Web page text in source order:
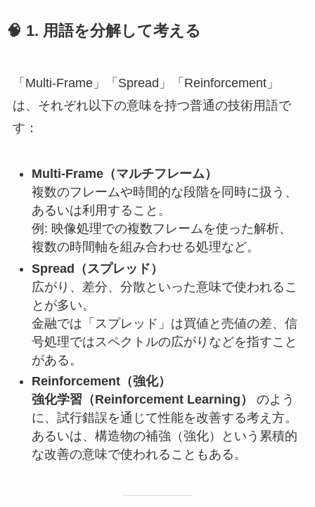
🧠 1. 用語を分解して考える
「Multi-Frame」「Spread」「Reinforcement」
は、それぞれ以下の意味を持つ普通の技術用語で
す：
Multi-Frame（マルチフレーム）
複数のフレームや時間的な段階を同時に扱う、
あるいは利用すること。
例: 映像処理での複数フレームを使った解析、
複数の時間軸を組み合わせる処理など。
Spread（スプレッド）
広がり、差分、分散といった意味で使われるこ
とが多い。
金融では「スプレッド」は買値と売値の差、信
号処理ではスペクトルの広がりなどを指すこと
がある。
Reinforcement（強化）
強化学習（Reinforcement Learning）
のよう
に、試行錯誤を通じて性能を改善する考え方。
あるいは、構造物の補強（強化）という累積的
な改善の意味で使われることもある。